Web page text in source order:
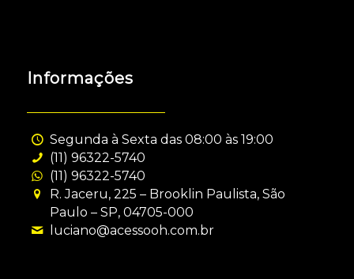
Informações
Segunda à Sexta das 08:00 às 19:00
(11) 96322-5740
(11) 96322-5740
R. Jaceru, 225 – Brooklin Paulista, São
Paulo – SP, 04705-000
luciano@acessooh.com.br